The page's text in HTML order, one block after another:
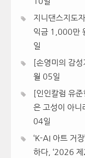
지니댄스지도
익금 1,000만
일
[손영미의 감
월 05일
[인인칼럼 유
은 고성이 아니
04일
‘K-AI 아트 거
하다, ‘2026 제